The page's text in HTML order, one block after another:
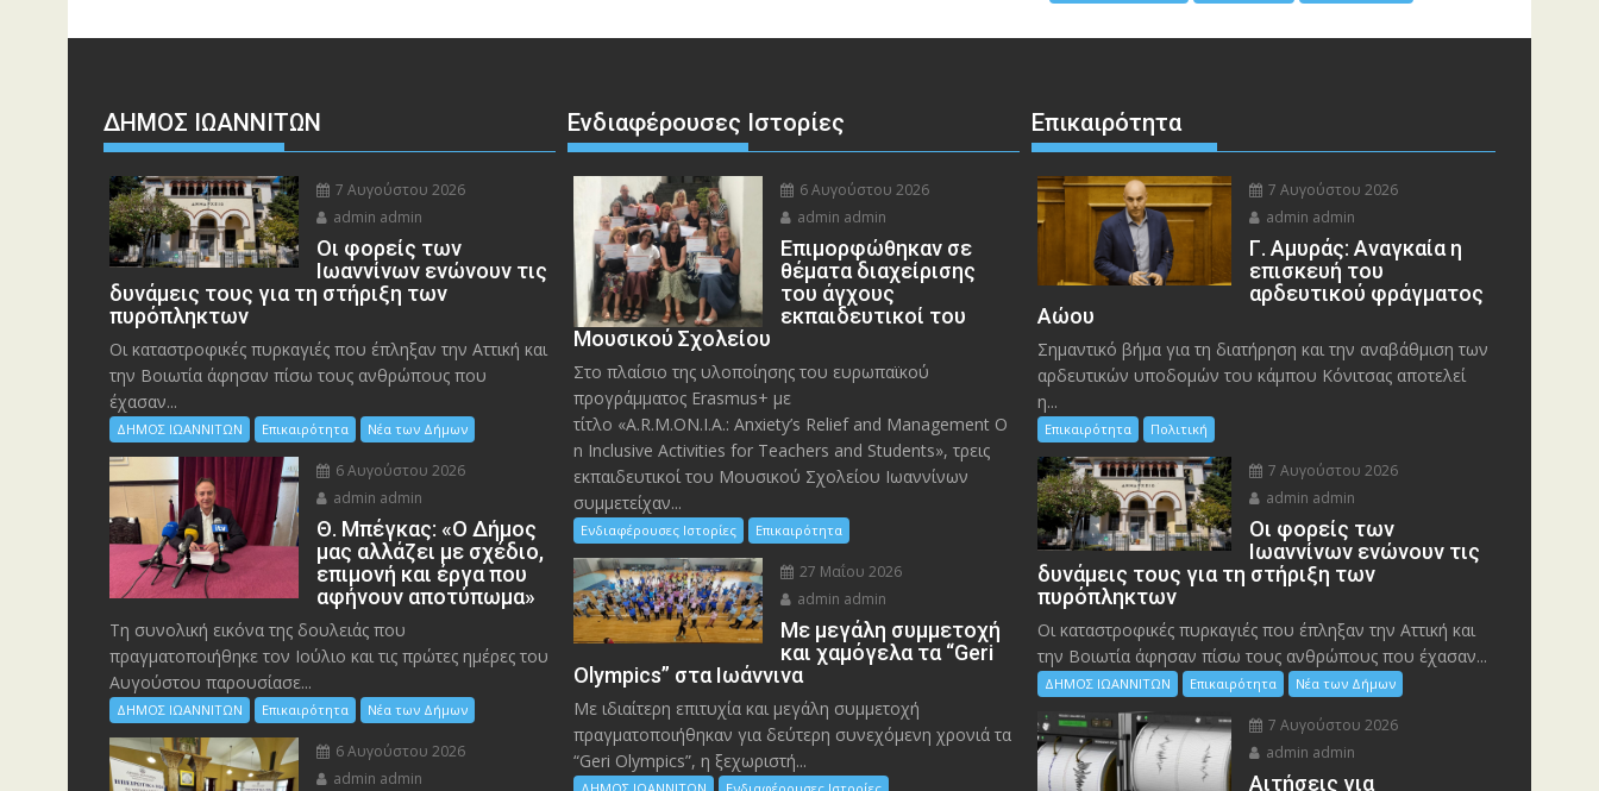
ΔΗΜΟΣ ΙΩΑΝΝΙΤΩΝ
7 Αυγούστου 2026
admin admin
Οι φορείς των
Ιωαννίνων ενώνουν τις
δυνάμεις τους για τη στήριξη των
πυρόπληκτων
Οι καταστροφικές πυρκαγιές που έπληξαν την Αττική και
την Bοιωτία άφησαν πίσω τους ανθρώπους που
έχασαν...
ΔΗΜΟΣ ΙΩΑΝΝΙΤΩΝ Επικαιρότητα Νέα των Δήμων
6 Αυγούστου 2026
admin admin
Θ. Μπέγκας: «Ο Δήμος
μας αλλάζει με σχέδιο,
επιμονή και έργα που
αφήνουν αποτύπωμα»
Τη συνολική εικόνα της δουλειάς που
πραγματοποιήθηκε τον Ιούλιο και τις πρώτες ημέρες του
Αυγούστου παρουσίασε...
ΔΗΜΟΣ ΙΩΑΝΝΙΤΩΝ Επικαιρότητα Νέα των Δήμων
6 Αυγούστου 2026
admin admin
Ενδιαφέρουσες Ιστορίες
6 Αυγούστου 2026
admin admin
Eπιμορφώθηκαν σε
θέματα διαχείρισης
του άγχους
εκπαιδευτικοί του
Μουσικού Σχολείου
Στο πλαίσιο της υλοποίησης του ευρωπαϊκού
προγράμματος Erasmus+ με
τίτλο «A.R.M.ON.I.A.: Anxiety’s Relief and Management O
n Inclusive Activities for Teachers and Students», τρεις
εκπαιδευτικοί του Μουσικού Σχολείου Ιωαννίνων
συμμετείχαν...
Ενδιαφέρουσες Ιστορίες Επικαιρότητα
27 Μαΐου 2026
admin admin
Με μεγάλη συμμετοχή
και χαμόγελα τα “Geri
Olympics” στα Ιωάννινα
Με ιδιαίτερη επιτυχία και μεγάλη συμμετοχή
πραγματοποιήθηκαν για δεύτερη συνεχόμενη χρονιά τα
“Geri Olympics”, η ξεχωριστή...
Επικαιρότητα
7 Αυγούστου 2026
admin admin
Γ. Αμυράς: Αναγκαία η
επισκευή του
αρδευτικού φράγματος
Αώου
Σημαντικό βήμα για τη διατήρηση και την αναβάθμιση των
αρδευτικών υποδομών του κάμπου Κόνιτσας αποτελεί
η...
Επικαιρότητα Πολιτική
7 Αυγούστου 2026
admin admin
Οι φορείς των
Ιωαννίνων ενώνουν τις
δυνάμεις τους για τη στήριξη των
πυρόπληκτων
Οι καταστροφικές πυρκαγιές που έπληξαν την Αττική και
την Bοιωτία άφησαν πίσω τους ανθρώπους που έχασαν...
ΔΗΜΟΣ ΙΩΑΝΝΙΤΩΝ Επικαιρότητα Νέα των Δήμων
7 Αυγούστου 2026
admin admin
Αιτήσεις για